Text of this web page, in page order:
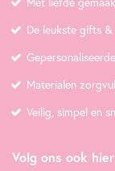
De leukste gifts &
Materialen
Veilig, simpel en
Volg ons ook hier